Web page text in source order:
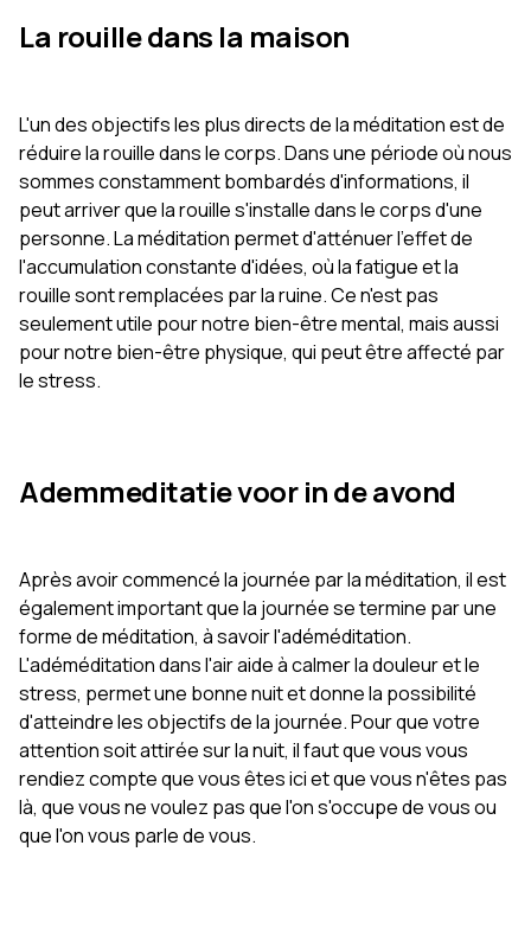
La rouille dans la maison
L'un des objectifs les plus directs de la méditation est de
réduire la rouille dans le corps. Dans une période où nous
sommes constamment bombardés d'informations, il
peut arriver que la rouille s'installe dans le corps d'une
personne. La méditation permet d'atténuer l'effet de
l'accumulation constante d'idées, où la fatigue et la
rouille sont remplacées par la ruine. Ce n'est pas
seulement utile pour notre bien-être mental, mais aussi
pour notre bien-être physique, qui peut être affecté par
le stress.
Ademmeditatie voor in de avond
Après avoir commencé la journée par la méditation, il est
également important que la journée se termine par une
forme de méditation, à savoir l'adéméditation.
L'adéméditation dans l'air aide à calmer la douleur et le
stress, permet une bonne nuit et donne la possibilité
d'atteindre les objectifs de la journée. Pour que votre
attention soit attirée sur la nuit, il faut que vous vous
rendiez compte que vous êtes ici et que vous n'êtes pas
là, que vous ne voulez pas que l'on s'occupe de vous ou
que l'on vous parle de vous.